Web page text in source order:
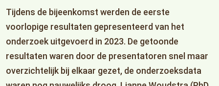
Tijdens de bijeenkomst werden de eerste
voorlopige resultaten gepresenteerd van het
onderzoek uitgevoerd in 2023. De getoonde
resultaten waren door de presentatoren snel maar
overzichtelijk bij elkaar gezet, de onderzoeksdata